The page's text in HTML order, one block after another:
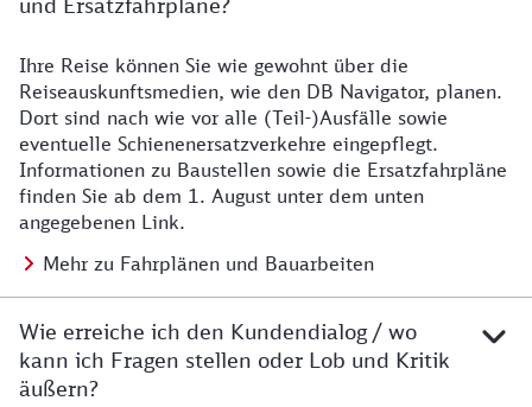
Details zu Baustelle
Ihre Reise können Sie wie gewohnt über die
Reiseauskunftsmedien, wie den DB Navigator, planen.
Dort sind nach wie vor alle (Teil-)Ausfälle sowie
eventuelle Schienenersatzverkehre eingepflegt.
Informationen zu Baustellen sowie die Ersatzfahrpläne
finden Sie ab dem 1. August unter dem unten
angegebenen Link.
Mehr zu Fahrplänen und Bauarbeiten
Wie erreiche ich den Kundendialog / wo
kann ich Fragen stellen oder Lob und Kritik
äußern?